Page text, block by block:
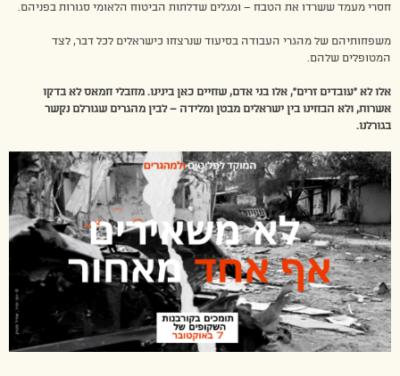
חסרי מעמד ששרדו את הטבח – ומגלים שדלתות הביטוח הלאומי סגורות בפניהם.
משפחותיהם של מהגרי העבודה בסיעוד שנרצחו כישראלים לכל דבר, לצד
המטופלים שלהם.
אלו לא “עובדים זרים”, אלו בני אדם, שחיים כאן בינינו. מחבלי חמאס לא בדקו
אשרות, ולא הבחינו בין ישראלים מבטן ומלידה – לבין מהגרים שגורלם נקשר
בגורלנו.